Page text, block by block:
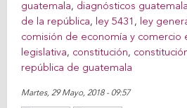
guatemala, diagnósticos guatemala
de la república, ley 5431 , ley
comisión de economía y comercio
legislativa, constitución,
república de guatemala
Martes, 29 Mayo, 2018 - 09:57